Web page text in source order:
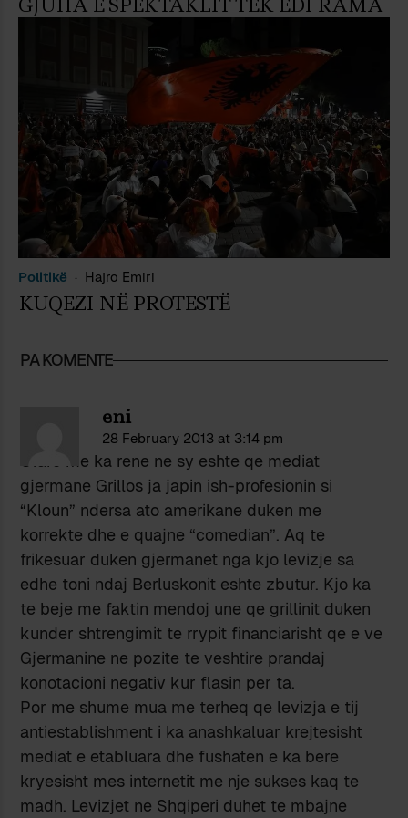
GJUHA E SPEKTAKLIT TEK EDI RAMA
Politikë Hajro Emiri
KUQEZI NË PROTESTË
PA KOMENTE
eni
28 February 2013 at 3:14 pm
Cfare me ka rene ne sy eshte qe mediat
gjermane Grillos ja japin ish-profesionin si
“Kloun” ndersa ato amerikane duken me
korrekte dhe e quajne “comedian”. Aq te
frikesuar duken gjermanet nga kjo levizje sa
edhe toni ndaj Berluskonit eshte zbutur. Kjo ka
te beje me faktin mendoj une qe grillinit duken
kunder shtrengimit te rrypit financiarisht qe e ve
Gjermanine ne pozite te veshtire prandaj
konotacioni negativ kur flasin per ta.
Por me shume mua me terheq qe levizja e tij
antiestablishment i ka anashkaluar krejtesisht
mediat e etabluara dhe fushaten e ka bere
kryesisht mes internetit me nje sukses kaq te
madh. Levizjet ne Shqiperi duhet te mbajne